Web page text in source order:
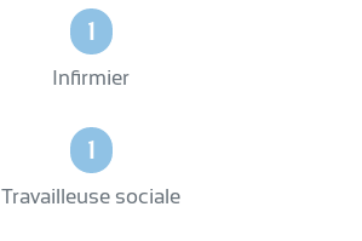
1
Infirmier
1
Travailleuse sociale